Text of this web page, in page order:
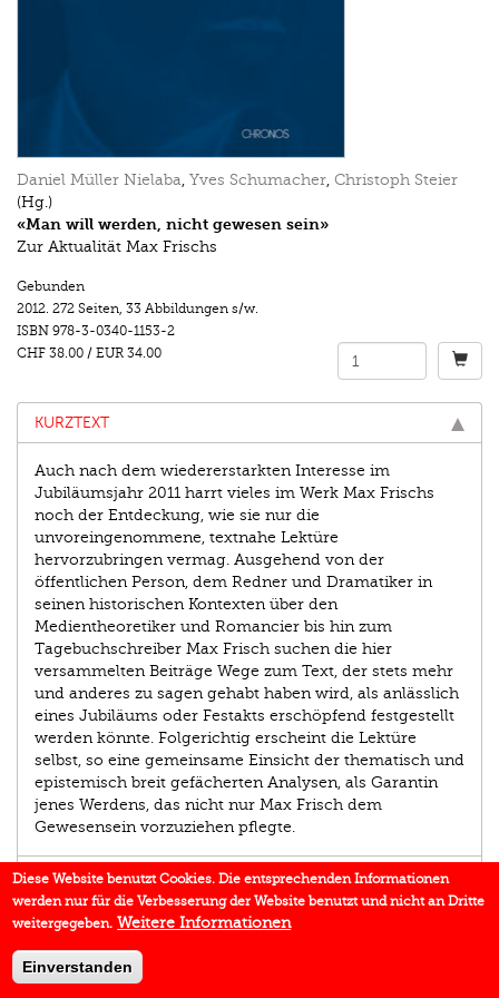
Daniel Müller Nielaba, Yves Schumacher, Christoph Steier
(Hg.)
«Man will werden, nicht gewesen sein»
Zur Aktualität Max Frischs
Gebunden
2012. 272 Seiten, 33 Abbildungen s/w.
ISBN 978-3-0340-1153-2
CHF 38.00 / EUR 34.00
KURZTEXT
Auch nach dem wiedererstarkten Interesse im
Jubiläumsjahr 2011 harrt vieles im Werk Max Frischs
noch der Entdeckung, wie sie nur die
unvoreingenommene, textnahe Lektüre
hervorzubringen vermag. Ausgehend von der
öffentlichen Person, dem Redner und Dramatiker in
seinen historischen Kontexten über den
Medientheoretiker und Romancier bis hin zum
Tagebuchschreiber Max Frisch suchen die hier
versammelten Beiträge Wege zum Text, der stets mehr
und anderes zu sagen gehabt haben wird, als anlässlich
eines Jubiläums oder Festakts erschöpfend festgestellt
werden könnte. Folgerichtig erscheint die Lektüre
selbst, so eine gemeinsame Einsicht der thematisch und
epistemisch breit gefächerten Analysen, als Garantin
jenes Werdens, das nicht nur Max Frisch dem
Gewesensein vorzuziehen pflegte.
AUTOR/IN
EINBLICK
DOWNLOADS
Diese Website benutzt Cookies. Die entsprechenden Informationen
werden nur für die Verbesserung der Website benutzt und nicht an Dritte
weitergegeben. Weitere Informationen
Einverstanden